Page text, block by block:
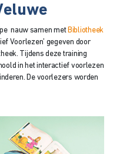
nauw samen met Bibliotheek
Voorlezen’ gegeven door
Tijdens deze training
in het interactief voorlezen
De voorlezers worden